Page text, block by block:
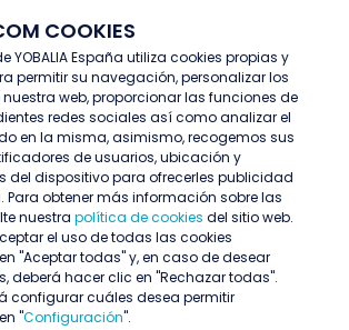
COOKIES
YOBALIA España utiliza cookies propias y
permitir su navegación, personalizar los
web, proporcionar las funciones de
redes sociales así como analizar el
en la misma, asimismo, recogemos sus
de usuarios, ubicación y
del dispositivo para ofrecerles publicidad
Para obtener más información sobre las
nuestra política de cookies del sitio web.
el uso de todas las cookies
"Aceptar todas" y, en caso de desear
deberá hacer clic en "Rechazar todas".
configurar cuáles desea permitir
"Configuración".
o ha finalizado su
proceso de selección